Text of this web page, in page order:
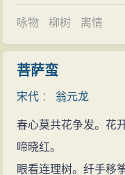
咏物 柳树 离情
菩萨蛮
宋代 ：翁元龙
春心莫共花争发。花
啼晓红。
眼看连理树。纤手移